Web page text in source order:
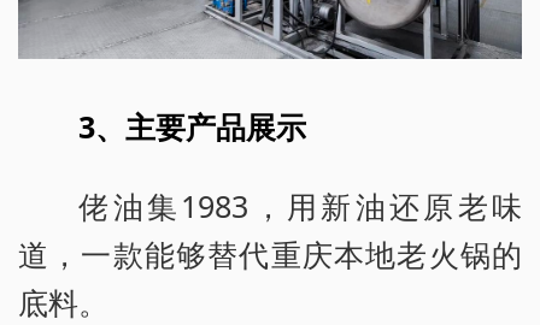
3、主要产品展示
佬油集1983，用新油还原老味
道，一款能够替代重庆本地老火锅的
底料。